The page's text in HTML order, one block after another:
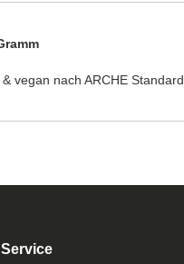
vegan nach ARCHE Standard
Service